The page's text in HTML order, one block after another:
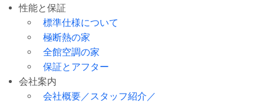
性能と保証
標準仕様について
極断熱の家
全館空調の家
保証とアフター
会社案内
会社概要／スタッフ紹介／